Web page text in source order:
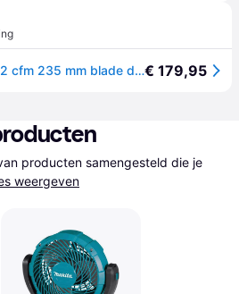
Makita DCF Desk Fan 8.2 cfm 235 mm blade diameter 3 speed 14.4V, 18 V with plug: AC€ 179,95
producten samengesteld die je
weergeven